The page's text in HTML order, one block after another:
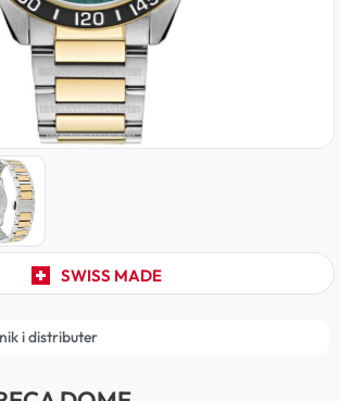
SWISS MADE
i distributer